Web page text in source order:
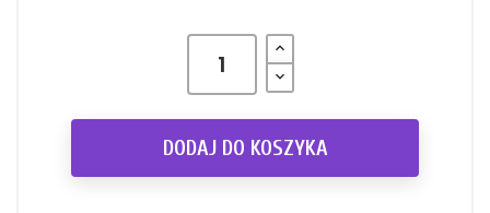
DODAJ DO KOSZYKA